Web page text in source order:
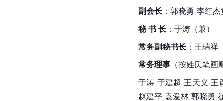
副会长 ：郭晓勇 李红杰
秘 书 长 ：于涛（兼）
常务副秘书长 ：王瑞祥
常务理事 （按姓氏笔画
于涛 于建超 王天义 王
赵建平 袁爱林 郭晓勇